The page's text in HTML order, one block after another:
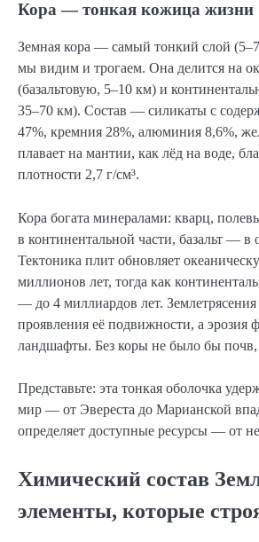
Кора — тонкая кожица жизни
Земная кора — самый тонкий слой
мы видим и трогаем. Она делится на
(базальтовую, 5–10 км) и
35–70 км). Состав — силикаты с
47%, кремния 28%, алюминия 8,6%,
плавает на мантии, как лёд на воде,
плотности 2,7 г/см³.
Кора богата минералами: кварц,
в континентальной части, базальт — в
Тектоника плит обновляет
миллионов лет, тогда как
— до 4 миллиардов лет.
проявления её подвижности, а эрозия
ландшафты. Без коры не было бы
Представьте: эта тонкая оболочка
мир — от Эвереста до Марианской
определяет доступные ресурсы — от
Химический состав
элементы, которые